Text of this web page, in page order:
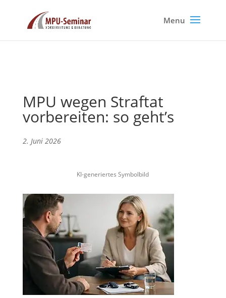
MPU wegen Straftat
vorbereiten: so geht’s
2. Juni 2026
KI-generiertes Symbolbild